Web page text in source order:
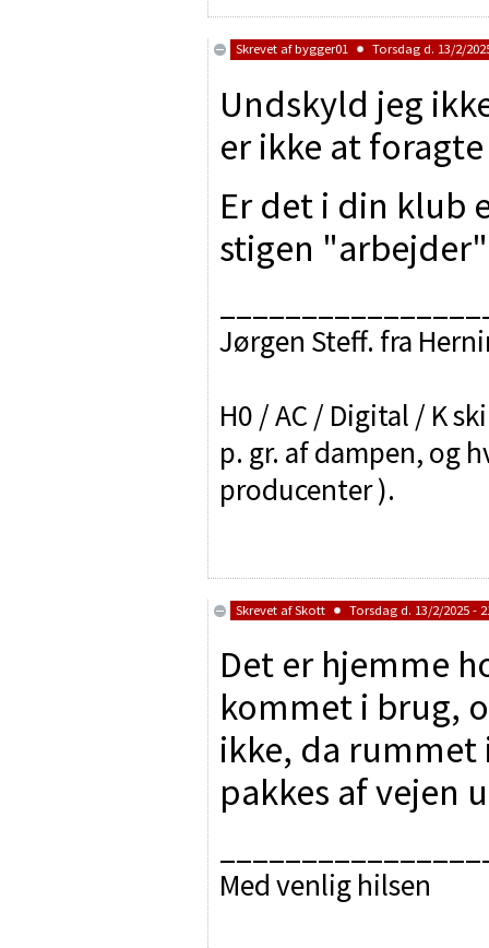
Skrevet afbygger01 Torsdag d. 13/2/
Undskyld jeg
er ikke at
Er det i din klub
stigen "arbejder"
Jørgen Steff. fra
H0 / AC / Digital / K
p. gr. af dampen, og
producenter ).
Skrevet afSkott Torsdag d. 13/2/2025 -
Det er hjemme
kommet i brug,
ikke, da rummet
pakkes af vejen
Med venlig hilsen